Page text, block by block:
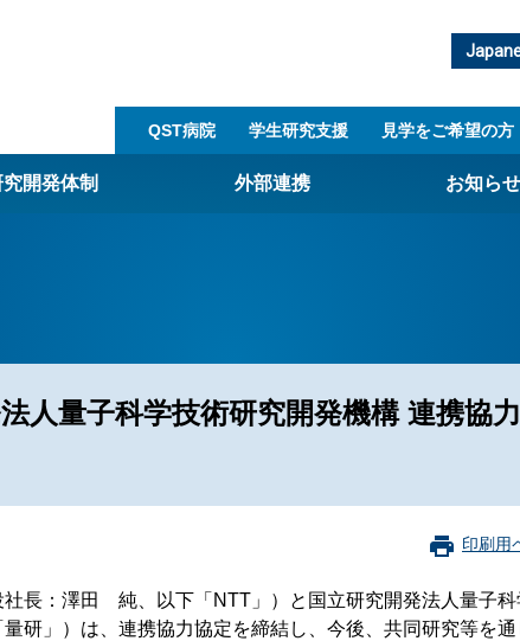
QST病院 学生研究支援​ 見学をご希望の方
開発体制
学研究所
センター
外部連携
SIP第3期「先進的量子技術基盤の社会課題へ
BRIDGE量子関連施策
お知ら
人量子科学技術研究開発機構 連携協
印刷用
長：澤田 純、以下「NTT」）と国立研究開発法人量子科
研」）は、連携協力協定を締結し、今後、共同研究等を通